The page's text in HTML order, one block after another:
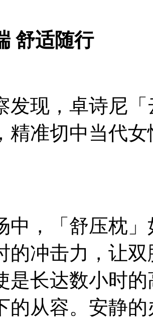
舒适随行
发现，卓诗尼
精准切中当代
中，「舒压枕
的冲击力，让
是长达数小时
的从容。安静